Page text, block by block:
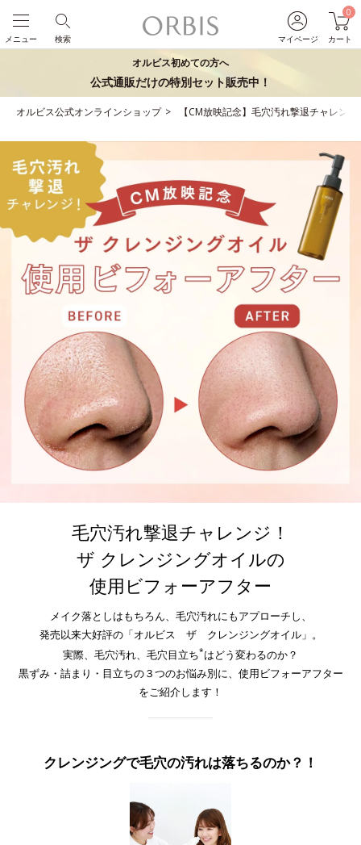
マイページ
0
カート
検索
メニュー
オルビス初めての方へ
公式通販だけの特別セット販売中！
オルビス公式オンラインショップ 【CM放映記念】毛穴汚れ撃退チャレン
毛穴汚れ撃退チャレンジ！
ザ クレンジングオイルの
使用ビフォーアフター
メイク落としはもちろん、毛穴汚れにもアプローチし、
発売以来大好評の「オルビス ザ クレンジングオイル」。
実際、毛穴汚れ、毛穴目立ち*はどう変わるのか？
黒ずみ・詰まり・目立ちの３つのお悩み別に、使用ビフォーアフター
をご紹介します！
クレンジングで毛穴の汚れは落ちるのか？！